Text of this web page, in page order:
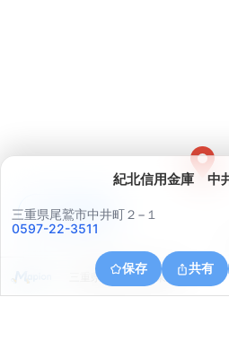
紀北信用金庫 中
三重県尾鷲市中井町２−１
0597-22-3511
保存 共有
三重県尾鷲市北浦東町
アプリで見る